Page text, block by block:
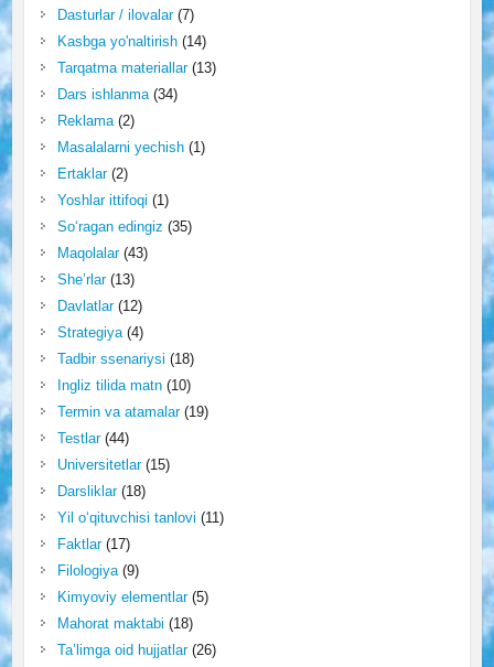
Dasturlar / ilovalar(7)
Kasbga yo'naltirish(14)
Tarqatma materiallar(13)
Dars ishlanma(34)
Reklama(2)
Masalalarni yechish(1)
Ertaklar(2)
Yoshlar ittifoqi (1)
So‘ragan edingiz (35)
Maqolalar(43)
She’rlar(13)
Davlatlar(12)
Strategiya(4)
Tadbir ssenariysi (18)
Ingliz tilida matn(10)
Termin va atamalar(19)
Testlar(44)
Universitetlar(15)
Darsliklar(18)
Yil o‘qituvchisi tanlovi (11)
Faktlar(17)
Filologiya(9)
Kimyoviy elementlar(5)
Mahorat maktabi (18)
Ta’limga oid hujjatlar(26)